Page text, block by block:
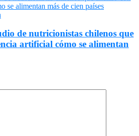
de nutricionistas chilenos que
artificial cómo se alimentan